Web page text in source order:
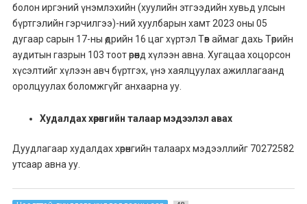
болон иргэний үнэмлэхийн (хуулийн этгээдийн хувьд улсын
бүртгэлийн гэрчилгээ)-ний хуулбарын хамт 2023 оны 05
дугаар сарын 17-ны өдрийн 16 цаг хүртэл Төв аймаг дахь Төрийн
аудитын газрын 103 тоот өрөөнд хүлээн авна. Хугацаа хоцорсон
хүсэлтийг хүлээн авч бүртгэх, үнэ хаялцуулах ажиллагаанд
оролцуулах боломжгүйг анхаарна уу.
Худалдах хөрөнгийн талаар мэдээлэл авах
Дуудлагаар худалдах хөрөнгийн талаарх мэдээллийг 70272582
утсаар авна уу.